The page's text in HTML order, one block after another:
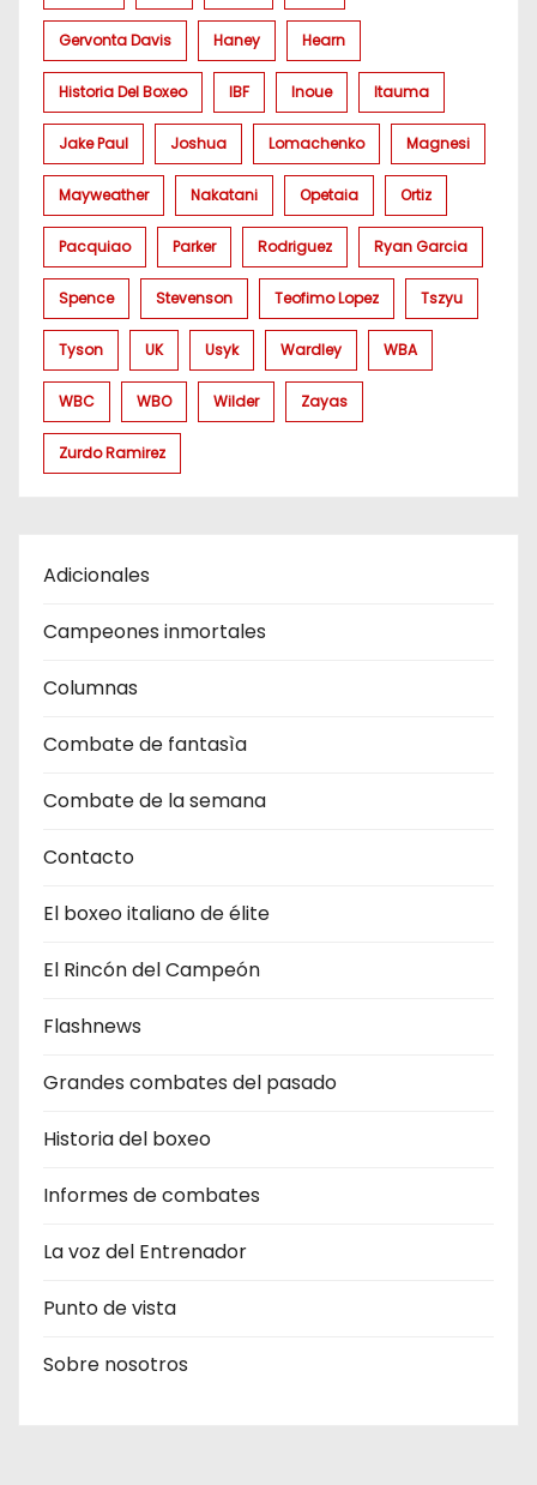
Gervonta Davis Haney Hearn
Historia Del Boxeo IBF Inoue Itauma
Jake Paul Joshua Lomachenko Magnesi
Mayweather Nakatani Opetaia Ortiz
Pacquiao Parker Rodriguez Ryan Garcia
Spence Stevenson Teofimo Lopez Tszyu
Tyson UK Usyk Wardley WBA
WBC WBO Wilder Zayas
Zurdo Ramirez
Adicionales
Campeones inmortales
Columnas
Combate de fantasìa
Combate de la semana
Contacto
El boxeo italiano de élite
El Rincón del Campeón
Flashnews
Grandes combates del pasado
Historia del boxeo
Informes de combates
La voz del Entrenador
Punto de vista
Sobre nosotros